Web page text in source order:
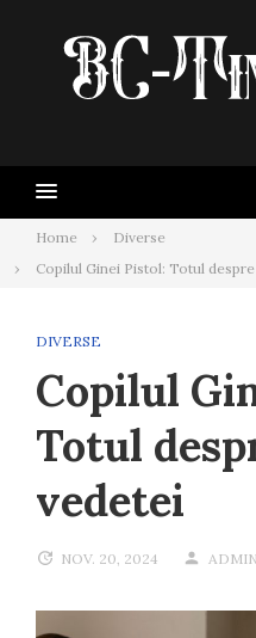
Home
Diverse
Copilul Ginei Pistol: Totul
DIVERSE
Copilul
Totul
vedetei
NOV. 20, 2024